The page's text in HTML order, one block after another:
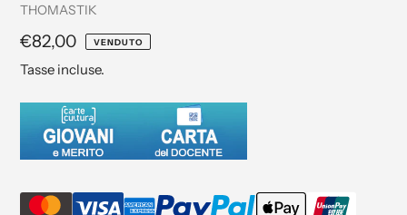
Venditrice
THOMASTIK
Prezzo
regolare
€82,00 VENDUTO
Tasse incluse.